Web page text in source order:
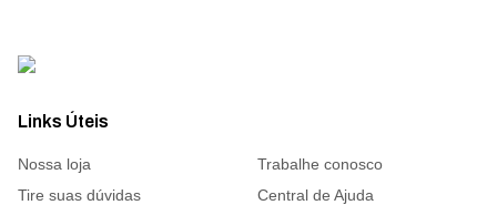
Links Úteis
Nossa loja
Trabalhe conosco
Tire suas dúvidas
Central de Ajuda